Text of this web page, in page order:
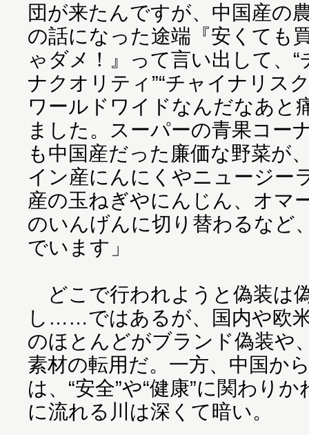
団が来たんですが、中国産の
の話になった途端『安くても
ゃダメ！』って言い出して、“
ナクオリティ”“チャイナリス
ワールドワイドなんだなあと
ました。スーパーの青果コー
も中国産だった廉価な野菜が
イン産にんにくやニュージー
産の玉ねぎやにんじん、オマ
のいんげんに切り替わるなど
でいます」
どこで行われようと偽装は
し……ではあるが、国内や欧
のほとんどがブランド偽装や
素材の転用だ。一方、中国か
は、“安全”や“健康”に関わり
に流れる川は深くて暗い。